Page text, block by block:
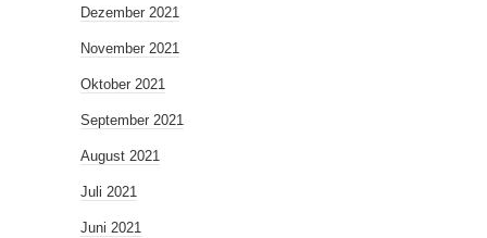
Dezember 2021
November 2021
Oktober 2021
September 2021
August 2021
Juli 2021
Juni 2021